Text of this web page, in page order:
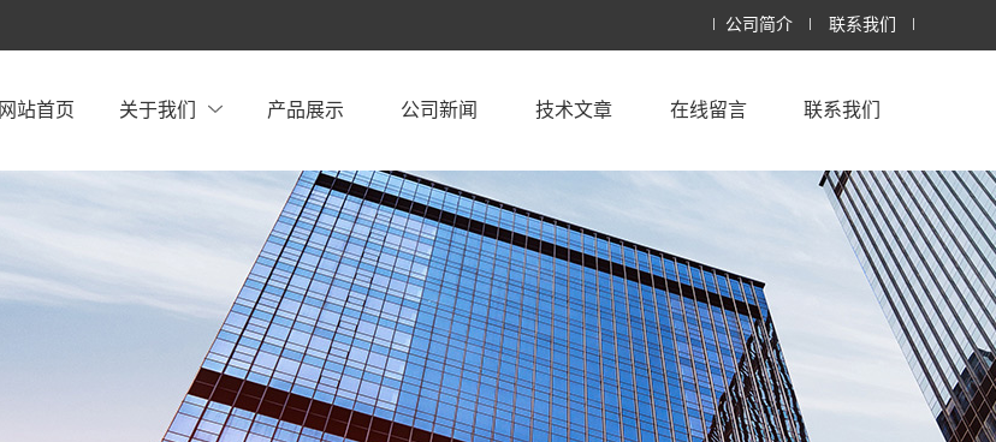
公司简介 联系我们
网站首页 关于我们 产品展示 公司新闻 技术文章 在线留言 联系我们